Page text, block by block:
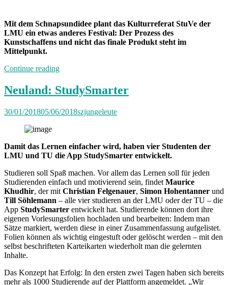
Mit dem Schnapsundidee plant das Kulturreferat StuVe der
LMU ein etwas anderes Festival: Der Prozess des
Kunstschaffens und nicht das finale Produkt steht im
Mittelpunkt.
Continue reading„Neuland:
Festival“
Neuland: StudySmarter
30/01/201805/06/2018szjungeleute
Damit das Lernen einfacher wird, haben vier Studenten der
LMU und TU die App StudySmarter entwickelt.
Studieren soll Spaß machen. Vor allem das Lernen soll für jeden
Studierenden einfach und motivierend sein, findet Maurice
Khudhir, der mit Christian Felgenauer, Simon Hohentanner und
Till Söhlemann – alle vier studieren an der LMU oder der TU – die
App StudySmarter entwickelt hat. Studierende können dort ihre
eigenen Vorlesungsfolien hochladen und bearbeiten: Indem man
Sätze markiert, werden diese in einer Zusammenfassung aufgelistet.
Folien können als wichtig eingestuft oder gelöscht werden – mit den
selbst beschrifteten Karteikarten wiederholt man die gelernten
Inhalte.
Das Konzept hat Erfolg: In den ersten zwei Tagen haben sich bereits
mehr als 1000 Studierende auf der Plattform angemeldet. „Wir